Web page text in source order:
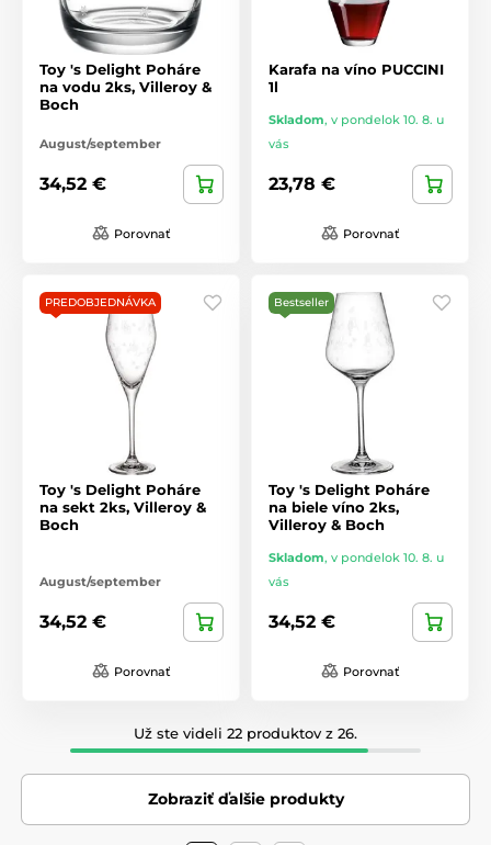
Toy 's Delight Poháre
na vodu 2ks, Villeroy &
Boch
August/september
34,52 €
Porovnať
Karafa na víno PUCCINI
1l
Skladom, v pondelok 10. 8. u
vás
23,78 €
Porovnať
PREDOBJEDNÁVKA
Toy 's Delight Poháre
na sekt 2ks, Villeroy &
Boch
August/september
34,52 €
Porovnať
Bestseller
Toy 's Delight Poháre
na biele víno 2ks,
Villeroy & Boch
Skladom, v pondelok 10. 8. u
vás
34,52 €
Porovnať
Už ste videli 22 produktov z 26.
Zobraziť ďalšie produkty